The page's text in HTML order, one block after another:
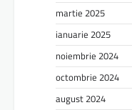
martie 2025
ianuarie 2025
noiembrie 2024
octombrie 2024
august 2024